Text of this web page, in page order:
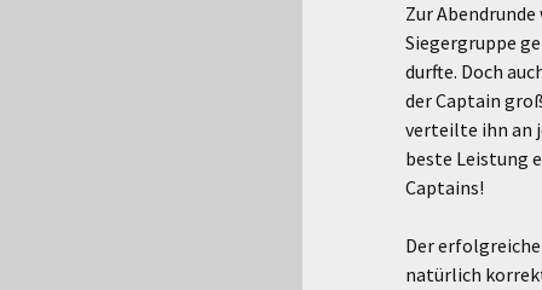
Zur
Siegergruppe
durfte. Doch
der Captain
verteilte ihn an
beste Leistung
Captains!
Der
natürlich